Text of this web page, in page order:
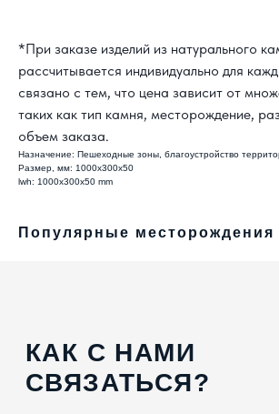
*При заказе изделий из натурального
рассчитывается индивидуально для
связано с тем, что цена зависит от
таких как тип камня, месторождение,
объем заказа.
Назначение: Пешеходные зоны, благоустройство
Размер, мм: 1000х300х50
lwh: 1000x300x50 mm
Популярные месторождения
info@topgranit-expert.ru
8 800 302-18-08
г. Москва, Одинцово,
ул. Западная, 17, стр.24
Победы, д.65
г. Санкт-Петербург,
проспект 66 корп. 1